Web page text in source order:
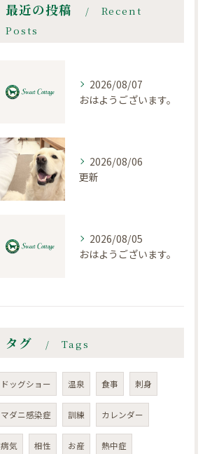
最近の投稿
Recent
Posts
2026/08/07
おはようございます。
2026/08/06
更新
2026/08/05
おはようございます。
タグ Tags
ドッグショー 温泉 食事 刺身
マダニ感染症 訓練 カレンダー
病気 相性 お産 熱中症